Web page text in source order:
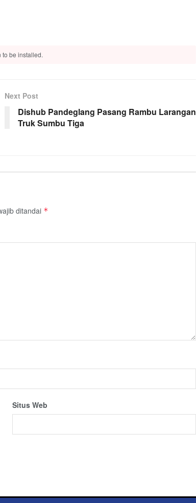
be installed.
Next Post
Dishub Pandeglang Pasang Rambu Larangan
Truk Sumbu Tiga
ditandai *
Situs Web